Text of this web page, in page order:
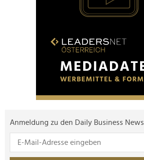
Anmeldung zu den Daily Business News